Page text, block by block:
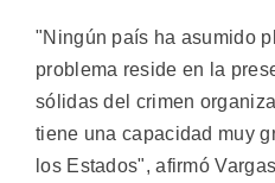
"Ningún país ha asumido
problema reside en la
sólidas del crimen
tiene una capacidad muy
los Estados", afirmó